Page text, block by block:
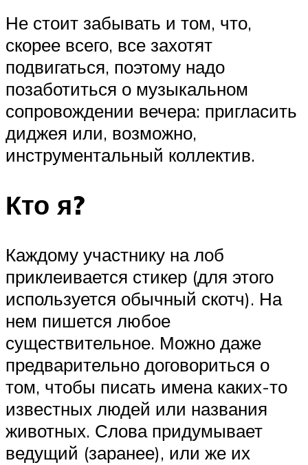
Не стоит забывать и том, что,
скорее всего, все захотят
подвигаться, поэтому надо
позаботиться о музыкальном
сопровождении вечера: пригласить
диджея или, возможно,
инструментальный коллектив.
Кто я?
Каждому участнику на лоб
приклеивается стикер (для этого
используется обычный скотч). На
нем пишется любое
существительное. Можно даже
предварительно договориться о
том, чтобы писать имена каких-то
известных людей или названия
животных. Слова придумывает
ведущий (заранее), или же их